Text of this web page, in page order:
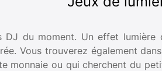
détachées pour guitares et
DJ du moment. Un effet
Vous trouverez également
monnaie ou qui cherchent du